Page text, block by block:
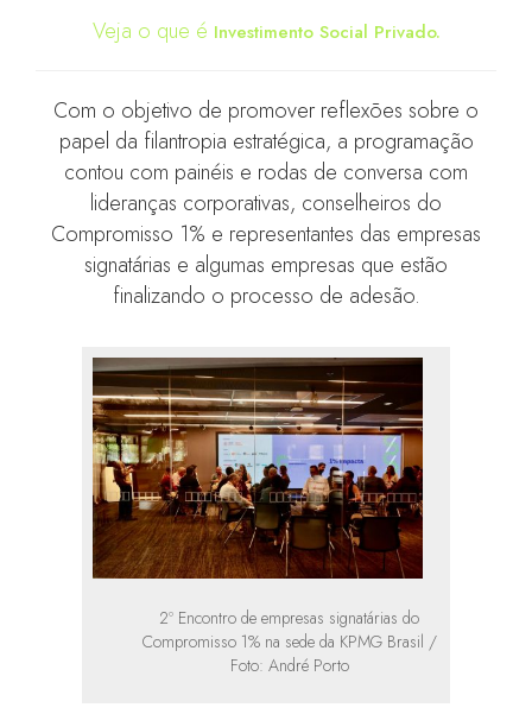
Veja o que é Investimento Social Privado.
Com o objetivo de promover reflexões sobre o
papel da filantropia estratégica, a programação
contou com painéis e rodas de conversa com
lideranças corporativas, conselheiros do
Compromisso 1% e representantes das empresas
signatárias e algumas empresas que estão
finalizando o processo de adesão.
2º Encontro de empresas signatárias do
Compromisso 1% na sede da KPMG Brasil /
Foto: André Porto